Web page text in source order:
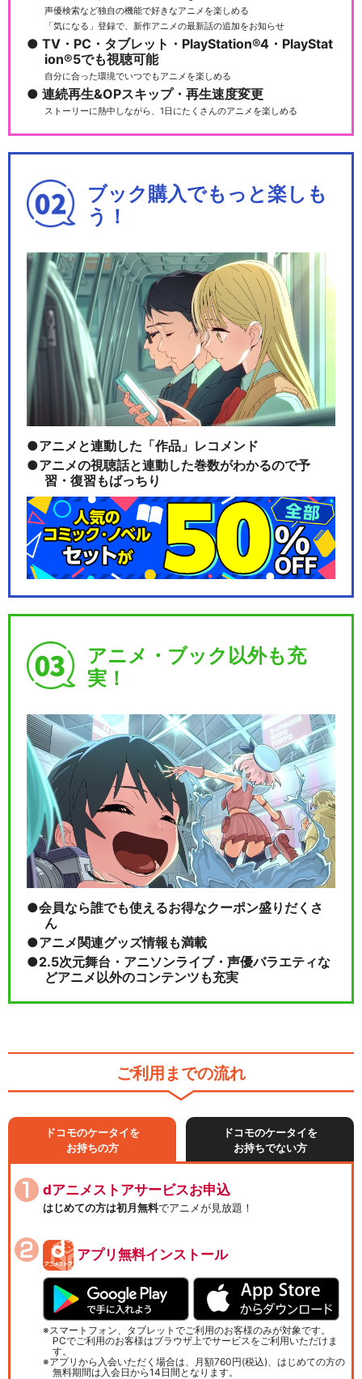
声優検索など独自の機能で好きなアニメを楽しめる
「気になる」登録で、新作アニメの最新話の追加をお知らせ
TV・PC・タブレット・PlayStation®4・PlayStat
ion®5でも視聴可能
自分に合った環境でいつでもアニメを楽しめる
連続再生&OPスキップ・再生速度変更
ストーリーに熱中しながら、1日にたくさんのアニメを楽しめる
ブック購入でもっと楽しも
う！
アニメと連動した「作品」レコメンド
アニメの視聴話と連動した巻数がわかるので予
習・復習もばっちり
アニメ・ブック以外も充
実！
会員なら誰でも使えるお得なクーポン盛りだくさ
ん
アニメ関連グッズ情報も満載
2.5次元舞台・アニソンライブ・声優バラエティな
どアニメ以外のコンテンツも充実
ご利用までの流れ
ドコモのケータイを
お持ちの方
ドコモのケータイを
お持ちでない方
dアニメストアサービスお申込
はじめての方は初月無料でアニメが見放題！
アプリ無料インストール
スマートフォン、タブレットでご利用のお客様のみが対象です。
PCでご利用のお客様はブラウザ上でサービスをご利用いただけま
す。
アプリから入会いただく場合は、月額760円(税込)、はじめての方の
無料期間は入会日から14日間となります。